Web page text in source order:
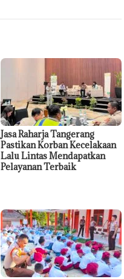
Jasa Raharja Tangerang
Pastikan Korban Kecelakaan
Lalu Lintas Mendapatkan
Pelayanan Terbaik